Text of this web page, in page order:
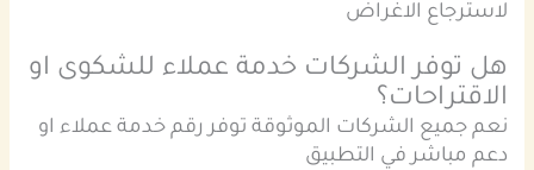
لاسترجاع الاغراض
هل توفر الشركات خدمة عملاء للشكوى او
الاقتراحات؟
نعم جميع الشركات الموثوقة توفر رقم خدمة عملاء او
دعم مباشر في التطبيق